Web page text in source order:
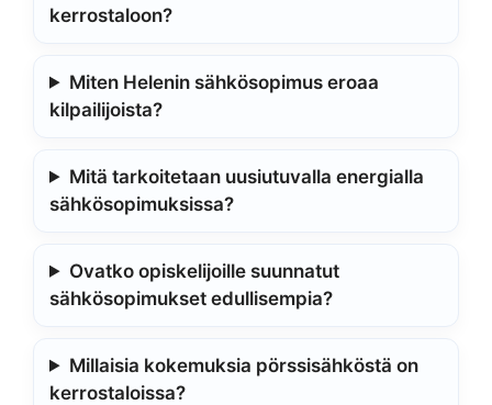
kerrostaloon?
Miten Helenin sähkösopimus eroaa
kilpailijoista?
Mitä tarkoitetaan uusiutuvalla energialla
sähkösopimuksissa?
Ovatko opiskelijoille suunnatut
sähkösopimukset edullisempia?
Millaisia kokemuksia pörssisähköstä on
kerrostaloissa?